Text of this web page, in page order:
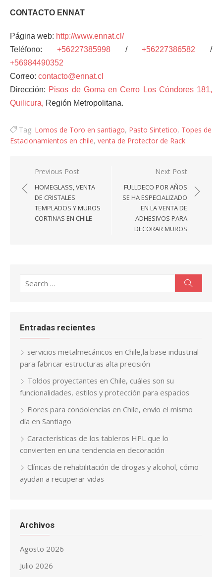
CONTACTO ENNAT
Página web: http://www.ennat.cl/
Teléfono: +56227385998/+56227386582 /
+56984490352
Correo: contacto@ennat.cl
Dirección: Pisos de Goma en Cerro Los Cóndores 181,
Quilicura, Región Metropolitana.
Tag: Lomos de Toro en santiago, Pasto Sintetico, Topes de
Estacionamientos en chile, venta de Protector de Rack
Navegación
de
entradas
Previous Post
HOMEGLASS, VENTA
DE CRISTALES
TEMPLADOS Y MUROS
CORTINAS EN CHILE
Next Post
FULLDECO POR AÑOS
SE HA ESPECIALIZADO
EN LA VENTA DE
ADHESIVOS PARA
DECORAR MUROS
for:
Entradas recientes
servicios metalmecánicos en Chile,la base industrial
para fabricar estructuras alta precisión
Toldos proyectantes en Chile, cuáles son su
funcionalidades, estilos y protección para espacios
Flores para condolencias en Chile, envío el mismo
día en Santiago
Características de los tableros HPL que lo
convierten en una tendencia en decoración
Clínicas de rehabilitación de drogas y alcohol, cómo
ayudan a recuperar vidas
Archivos
Agosto 2026
Julio 2026